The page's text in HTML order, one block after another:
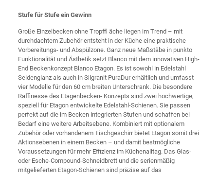
Stufe für Stufe ein Gewinn
Große Einzelbecken ohne Tropffl äche liegen im Trend – mit
durchdachtem Zubehör entsteht in der Küche eine praktische
Vorbereitungs- und Abspülzone. Ganz neue Maßstäbe in punkto
Funktionalität und Ästhetik setzt Blanco mit dem innovativen High-
End Beckenkonzept Blanco Etagon. Es ist sowohl in Edelstahl
Seidenglanz als auch in Silgranit PuraDur erhältlich und umfasst
vier Modelle für den 60 cm breiten Unterschrank. Die besondere
Raffinesse des Etagenbecken- Konzepts sind zwei hochwertige,
speziell für Etagon entwickelte Edelstahl-Schienen. Sie passen
perfekt auf die im Becken integrierten Stufen und schaffen bei
Bedarf eine weitere Arbeitsebene. Kombiniert mit optionalem
Zubehör oder vorhandenem Tischgeschirr bietet Etagon somit drei
Aktionsebenen in einem Becken – und damit bestmögliche
Voraussetzungen für mehr Effizienz im Küchenalltag. Das Glas-
oder Esche-Compound-Schneidbrett und die serienmäßig
mitgelieferten Etagon-Schienen sind präzise auf das